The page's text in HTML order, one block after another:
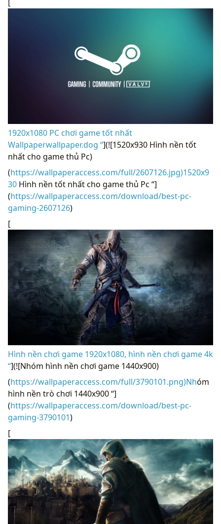
[
1920x1080 PC chơi game tốt nhất
Wallpaperwallpaper.dog “](![1520x930 Hình nền tốt
nhất cho game thủ Pc)
(https://wallpaperaccess.com/full/2607126.jpg)1520x9
30 Hình nền tốt nhất cho game thủ Pc “]
(https://wallpaperaccess.com/download/best-pc-
gaming-2607126)
[
Hình nền chơi game 1920x1080, hình nền chơi game 4k
“](![Nhóm hình nền chơi game 1440x900)
(https://wallpaperaccess.com/full/3790101.png)Nhóm
hình nền trò chơi 1440x900 “]
(https://wallpaperaccess.com/download/best-pc-
gaming-3790101)
[